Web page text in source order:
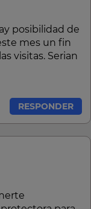
posibilidad de
mes un fin
visitas. Serian
RESPONDER